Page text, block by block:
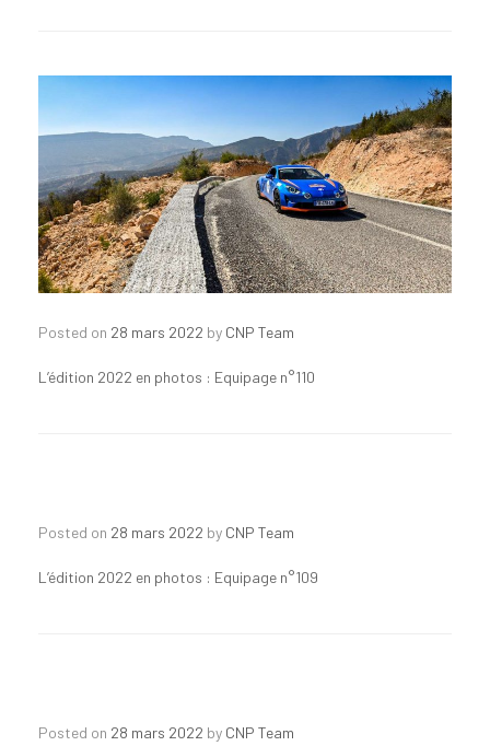
Posted on 28 mars 2022 by CNP Team
L’édition 2022 en photos : Equipage n°110
Posted on 28 mars 2022 by CNP Team
L’édition 2022 en photos : Equipage n°109
Posted on 28 mars 2022 by CNP Team